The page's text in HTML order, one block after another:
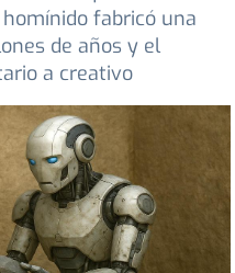
fabricó una
de años y el
a creativo